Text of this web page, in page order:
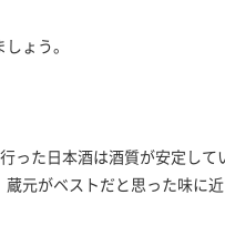
ょう。
った日本酒は酒質が安定して
元がベストだと思った味に